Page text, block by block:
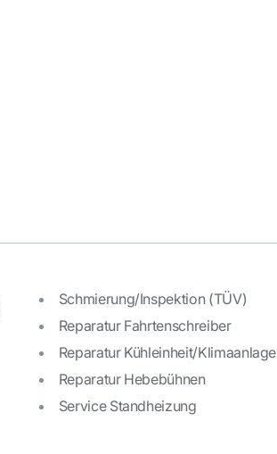
Schmierung/Inspektion (TÜV)
Reparatur Fahrtenschreiber
Reparatur Kühleinheit/Klimaanlage
Reparatur Hebebühnen
Service Standheizung